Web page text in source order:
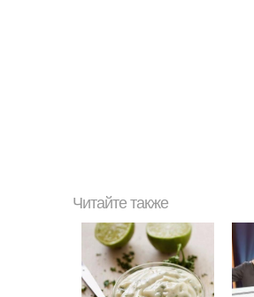
Читайте также